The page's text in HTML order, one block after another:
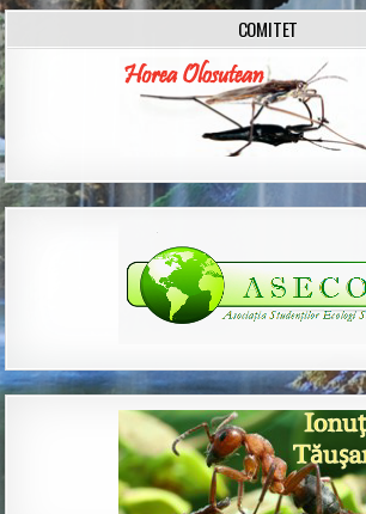
COMITET